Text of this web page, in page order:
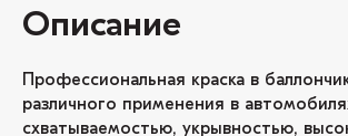
Описание
Профессиональная краска в
различного применения в
схватываемостью, укрывностью,